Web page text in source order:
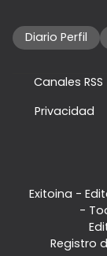
Diario Perfil
Canales RSS
Privacidad
Exitoina -
-
Registro